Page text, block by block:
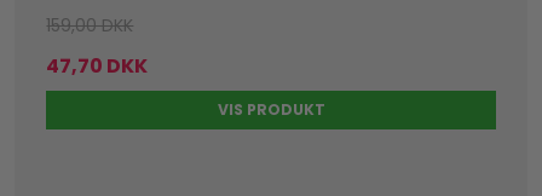
159,00 DKK
47,70 DKK
VIS PRODUKT